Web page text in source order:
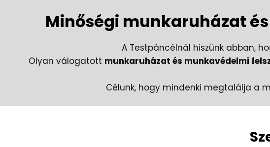
Minőségi munkaruházat
A Testpáncélnál hiszünk abban,
Olyan válogatott munkaruházat és munkavédelmi
Célunk, hogy mindenki megtalálja a